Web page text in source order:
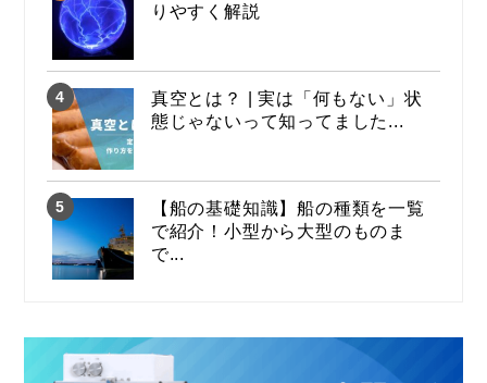
りやすく解説
真空とは？ | 実は「何もない」状
態じゃないって知ってました...
【船の基礎知識】船の種類を一覧
で紹介！小型から大型のものま
で...